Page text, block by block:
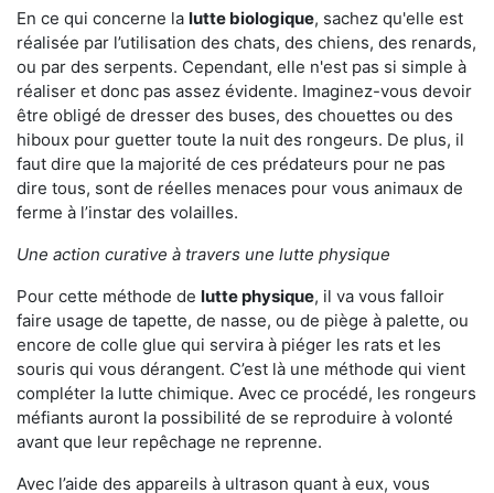
En ce qui concerne la lutte biologique, sachez qu'elle est
réalisée par l’utilisation des chats, des chiens, des renards,
ou par des serpents. Cependant, elle n'est pas si simple à
réaliser et donc pas assez évidente. Imaginez-vous devoir
être obligé de dresser des buses, des chouettes ou des
hiboux pour guetter toute la nuit des rongeurs. De plus, il
faut dire que la majorité de ces prédateurs pour ne pas
dire tous, sont de réelles menaces pour vous animaux de
ferme à l’instar des volailles.
Une action curative à travers une lutte physique
Pour cette méthode de lutte physique, il va vous falloir
faire usage de tapette, de nasse, ou de piège à palette, ou
encore de colle glue qui servira à piéger les rats et les
souris qui vous dérangent. C’est là une méthode qui vient
compléter la lutte chimique. Avec ce procédé, les rongeurs
méfiants auront la possibilité de se reproduire à volonté
avant que leur repêchage ne reprenne.
Avec l’aide des appareils à ultrason quant à eux, vous